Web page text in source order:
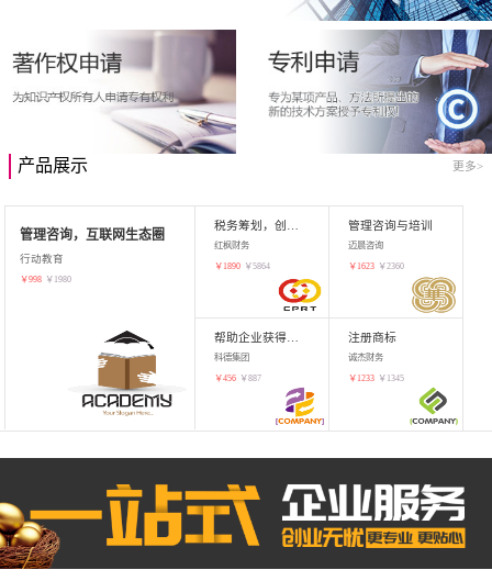
产品展示 更多>
管理咨询，互联网生态圈
行动教育
￥998 ￥ 1980
红枫财务
￥ 1890 ￥5864
管理咨询与培训
迈晨咨询
￥ 1623 ￥2360
科德集团
￥456 ￥887
注册商标
诚杰财务
￥ 1233 ￥ 1345